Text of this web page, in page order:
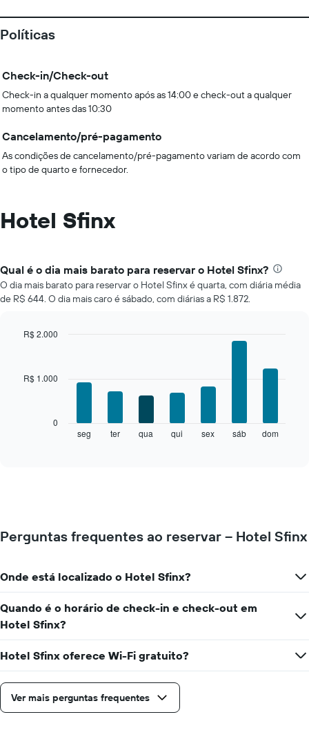
Políticas
Check-in/Check-out
Check-in a qualquer momento após as 14:00 e check-out a qualquer
momento antes das 10:30
Cancelamento/pré-pagamento
As condições de cancelamento/pré-pagamento variam de acordo com
o tipo de quarto e fornecedor.
Hotel Sfinx
Qual é o dia mais barato para reservar o Hotel Sfinx?
O dia mais barato para reservar o Hotel Sfinx é quarta, com diária média
de R$ 644. O dia mais caro é sábado, com diárias a R$ 1.872.
um
cada
dia
da
semana
O
gráfico
tem
1
eixo
X
exibindo
seg ter qua qui sex sáb dom
0
R$ 1.000
R$ 2.000
Perguntas frequentes ao reservar – Hotel Sfinx
Onde está localizado o Hotel Sfinx?
Quando é o horário de check-in e check-out em
Hotel Sfinx?
Hotel Sfinx oferece Wi-Fi gratuito?
Ver mais perguntas frequentes